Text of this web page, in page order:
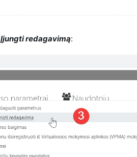
Įjungti redagavimą: